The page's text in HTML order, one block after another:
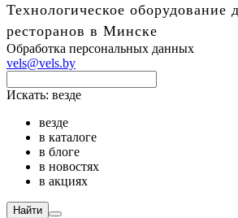
Технологическое
ресторанов в Минске
Обработка персональных данных
vels@vels.by
Искать: везде
везде
в каталоге
в блоге
в новостях
в акциях
Найти